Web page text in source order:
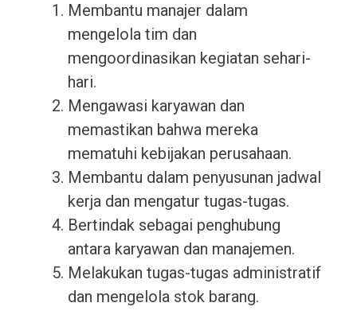
Membantu manajer dalam
mengelola tim dan
mengoordinasikan kegiatan sehari-
hari.
Mengawasi karyawan dan
memastikan bahwa mereka
mematuhi kebijakan perusahaan.
Membantu dalam penyusunan jadwal
kerja dan mengatur tugas-tugas.
Bertindak sebagai penghubung
antara karyawan dan manajemen.
Melakukan tugas-tugas administratif
dan mengelola stok barang.